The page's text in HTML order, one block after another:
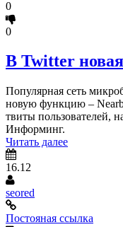
0
0
В Twitter
Популярная сеть
новую функцию –
твиты пользователей,
Информинг.
Читать далее
16.12
seored
Постояная ссылка